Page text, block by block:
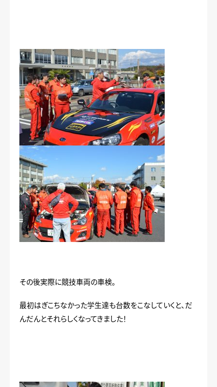
その後実際に競技車両の車検。
最初はぎこちなかった学生達も台数をこなしていくと、だ
んだんとそれらしくなってきました！